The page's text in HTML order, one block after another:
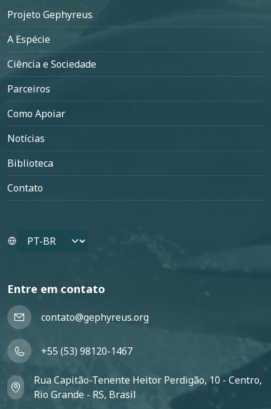
Rodapé
Projeto Gephyreus
A Espécie
Ciência e Sociedade
Parceiros
Como Apoiar
Notícias
Biblioteca
Contato
Select your language
Entre em contato
contato@gephyreus.org
+55 (53) 98120-1467
Rua Capitão-Tenente Heitor Perdigão, 10 - Centro,
Rio Grande - RS, Brasil